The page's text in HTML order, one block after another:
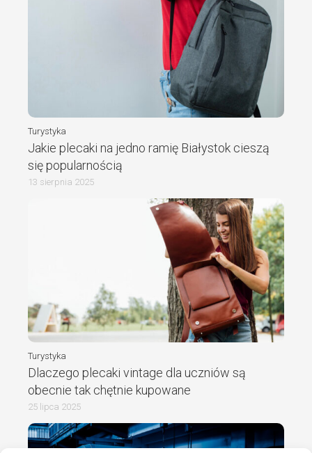
Turystyka
Jakie plecaki na jedno ramię Białystok cieszą
się popularnością
13 sierpnia 2025
Turystyka
Dlaczego plecaki vintage dla uczniów są
obecnie tak chętnie kupowane
25 lipca 2025